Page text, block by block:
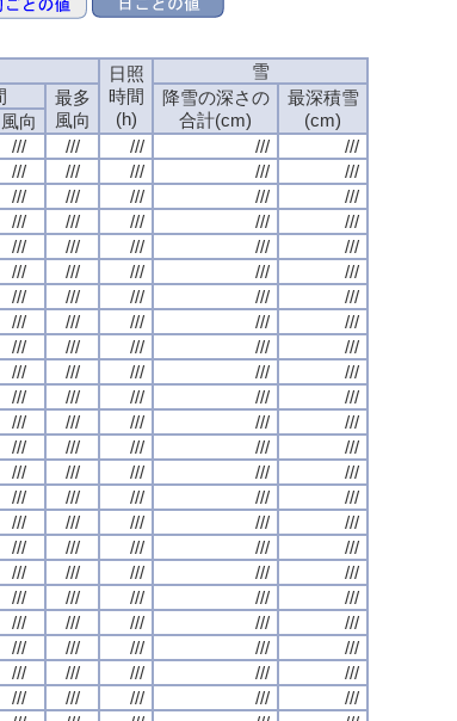
日照
時間
(h)
雪
最多
風向
降雪の深さの
合計(cm)
最深積雪
(cm)
風向
/// /// /// ///
///
/// /// /// ///
///
/// /// /// ///
///
/// /// /// ///
///
/// /// /// ///
///
/// /// /// ///
///
/// /// /// ///
///
/// /// /// ///
///
/// /// /// ///
///
/// /// /// ///
///
/// /// /// ///
///
/// /// /// ///
///
/// /// /// ///
///
/// /// /// ///
///
/// /// /// ///
///
/// /// /// ///
///
/// /// /// ///
///
/// /// /// ///
///
/// /// /// ///
///
/// /// /// ///
///
/// /// /// ///
///
/// /// /// ///
///
/// /// /// ///
///